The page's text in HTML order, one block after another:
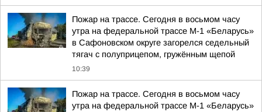
Пожар на трассе. Сегодня в восьмом часу
утра на федеральной трассе М-1 «Беларусь»
в Сафоновском округе загорелся седельный
тягач с полуприцепом, гружённым щепой
10:39
Пожар на трассе. Сегодня в восьмом часу
утра на федеральной трассе М-1 «Беларусь»